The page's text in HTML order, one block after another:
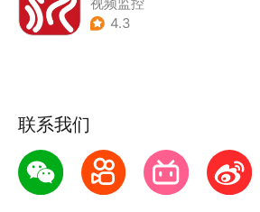
视频监控
4.3
联系我们